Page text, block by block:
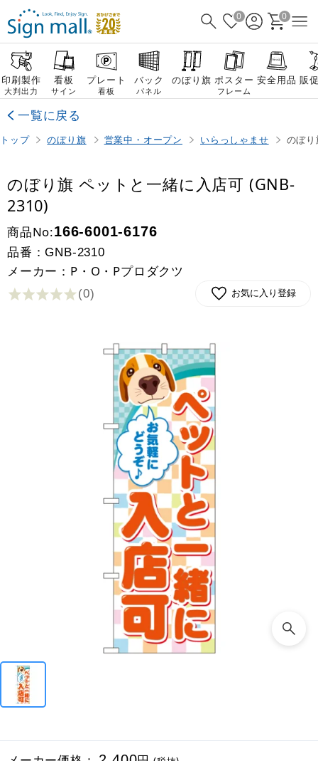
0 0
印刷製作
大判出力
看板
サイン
プレート
看板
バック
パネル
のぼり旗 ポスター
フレーム
安全用品 販
一覧に戻る
トップ のぼり旗 営業中・オープン いらっしゃませ のぼ
のぼり旗 ペットと一緒に入店可 (GNB-
2310)
商品No:166-6001-6176
品番：GNB-2310
メーカー：P・O・Pプロダクツ
(0) お気に入り登録